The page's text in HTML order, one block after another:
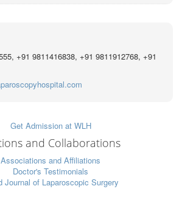
+91 9811416838, +91 9811912768, +91
and Collaborations